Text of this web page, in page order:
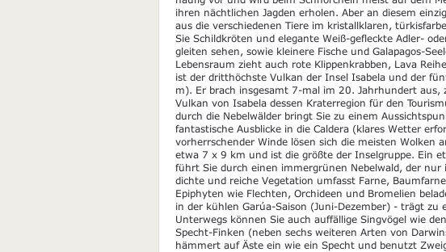
ihren nächtlichen Jagden erholen. Aber an diesem
aus die verschiedenen Tiere im kristallklaren,
Sie Schildkröten und elegante Weiß-gefleckte Adler-
gleiten sehen, sowie kleinere Fische und Galapagos-
Lebensraum zieht auch rote Klippenkrabben, Lava
ist der dritthöchste Vulkan der Insel Isabela und der
m). Er brach insgesamt 7-mal im 20. Jahrhundert
Vulkan von Isabela dessen Kraterregion für den
durch die Nebelwälder bringt Sie zu einem
fantastische Ausblicke in die Caldera (klares Wetter
vorherrschender Winde lösen sich die meisten Wolken
etwa 7 x 9 km und ist die größte der Inselgruppe. Ein
führt Sie durch einen immergrünen Nebelwald, der
dichte und reiche Vegetation umfasst Farne,
Epiphyten wie Flechten, Orchideen und Bromelien
in der kühlen Garúa-Saison (Juni-Dezember) - trägt zu
Unterwegs können Sie auch auffällige Singvögel wie
Specht-Finken (neben sechs weiteren Arten von
hämmert auf Äste ein wie ein Specht und benutzt